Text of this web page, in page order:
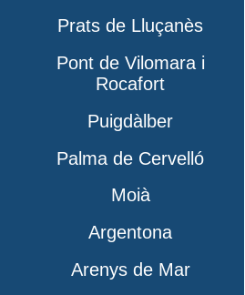
Prats de Lluçanès
Pont de Vilomara i
Rocafort
Puigdàlber
Palma de Cervelló
Moià
Argentona
Arenys de Mar